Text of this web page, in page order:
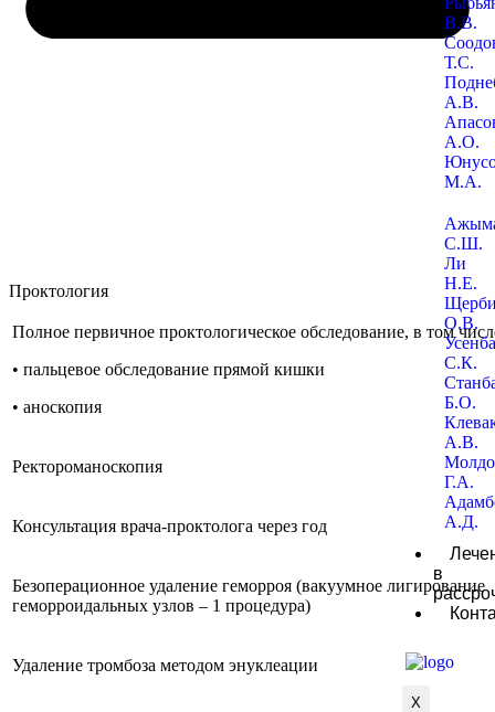
В.В.
Т.С.
А.В.
А.О.
М.А.
С.Ш.
Ли
Н.Е.
О.В.
С.К.
Б.О.
А.В.
Г.А.
А.Д.
в
X
Проктология
Полное первичное проктологическое обследование, в том
• пальцевое обследование прямой кишки
• аноскопия
Ректороманоскопия
Консультация врача-проктолога через год
Безоперационное удаление геморроя (вакуумное лигирование
геморроидальных узлов – 1 процедура)
Удаление тромбоза методом энуклеации